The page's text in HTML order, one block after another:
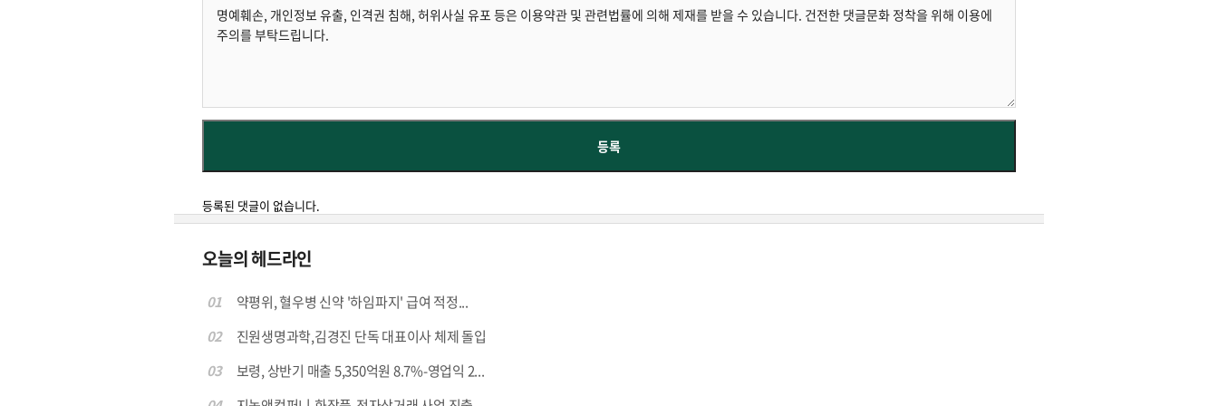
등록된 댓글이 없습니다.
오늘의 헤드라인
01
약평위, 혈우병 신약 '하임파지' 급여 적정...
02
진원생명과학,김경진 단독 대표이사 체제 돌입
03
보령, 상반기 매출 5,350억원 8.7%-영업익 2...